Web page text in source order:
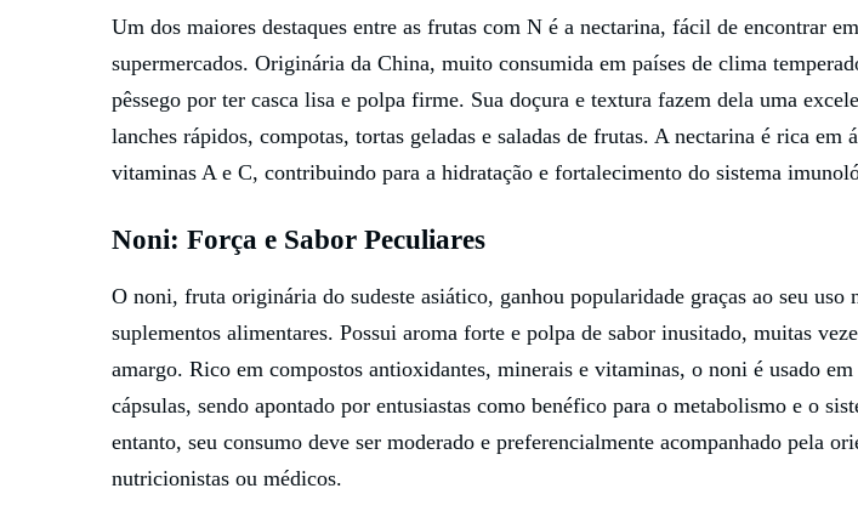
Um dos maiores destaques entre as frutas com N é a nectarina, fácil de encontrar
supermercados. Originária da China, muito consumida em países de clima
pêssego por ter casca lisa e polpa firme. Sua doçura e textura fazem dela uma
lanches rápidos, compotas, tortas geladas e saladas de frutas. A nectarina é rica em
vitaminas A e C, contribuindo para a hidratação e fortalecimento do sistema
Noni: Força e Sabor Peculiares
O noni, fruta originária do sudeste asiático, ganhou popularidade graças ao seu uso
suplementos alimentares. Possui aroma forte e polpa de sabor inusitado, muitas
amargo. Rico em compostos antioxidantes, minerais e vitaminas, o noni é usado em
cápsulas, sendo apontado por entusiastas como benéfico para o metabolismo e o
entanto, seu consumo deve ser moderado e preferencialmente acompanhado pela
nutricionistas ou médicos.